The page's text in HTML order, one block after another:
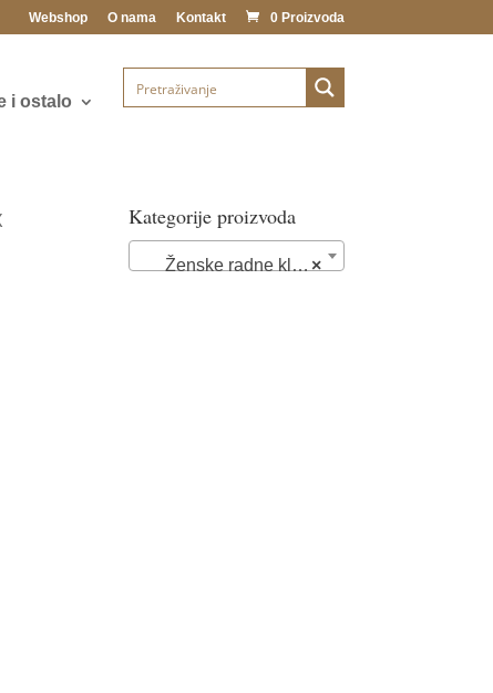
Webshop O nama Kontakt 0 Proizvoda
i ostalo
Kategorije proizvoda
×
Ženske radne klompe i papuče (89)